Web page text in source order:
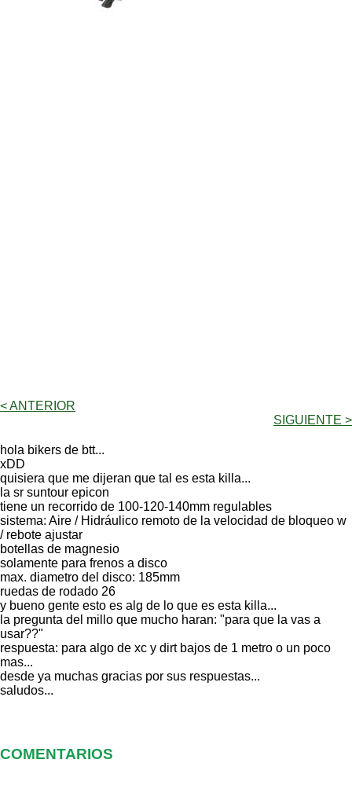
< ANTERIOR
SIGUIENTE >
hola bikers de btt...
xDD
quisiera que me dijeran que tal es esta killa...
la sr suntour epicon
tiene un recorrido de 100-120-140mm regulables
sistema: Aire / Hidráulico remoto de la velocidad de bloqueo w
/ rebote ajustar
botellas de magnesio
solamente para frenos a disco
max. diametro del disco: 185mm
ruedas de rodado 26
y bueno gente esto es alg de lo que es esta killa...
la pregunta del millo que mucho haran: "para que la vas a
usar??"
respuesta: para algo de xc y dirt bajos de 1 metro o un poco
mas...
desde ya muchas gracias por sus respuestas...
saludos...
COMENTARIOS